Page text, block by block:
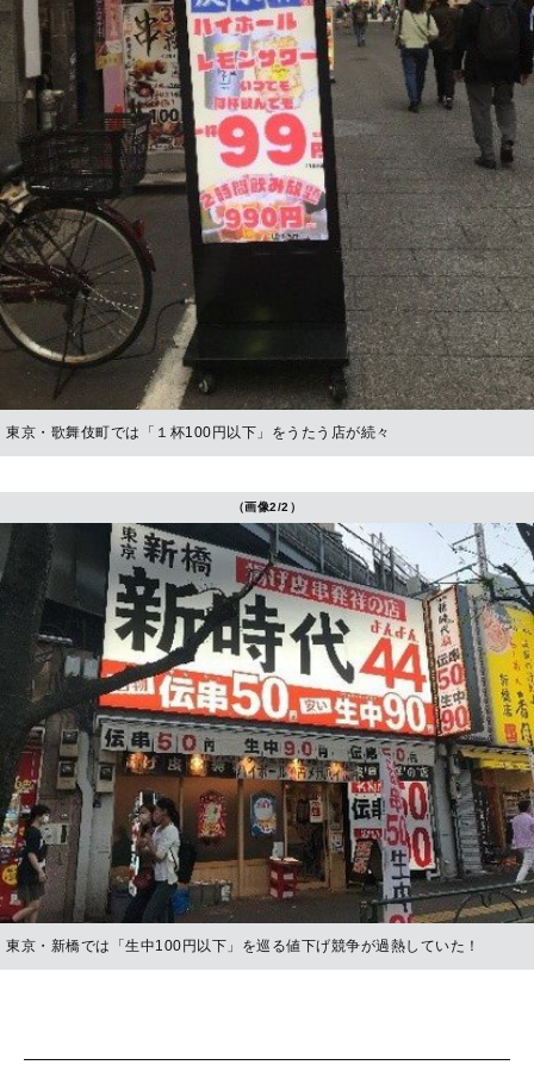
東京・歌舞伎町では「１杯100円以下」をうたう店が続々
（画像2/2）
東京・新橋では「生中100円以下」を巡る値下げ競争が過熱していた！